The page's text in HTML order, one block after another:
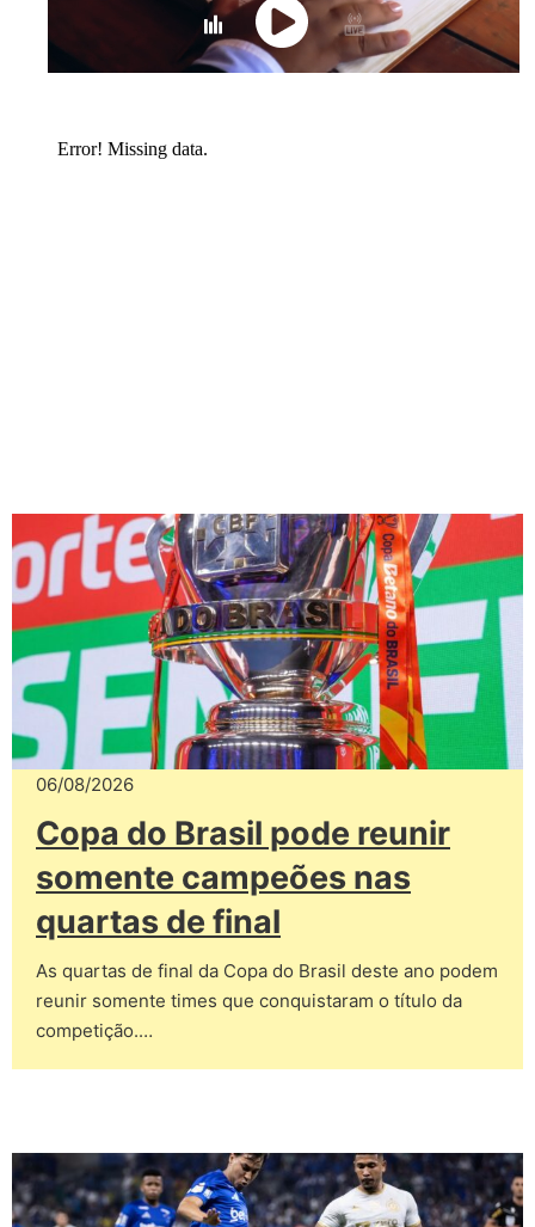
06/08/2026
Copa do Brasil pode reunir
somente campeões nas
quartas de final
As quartas de final da Copa do Brasil deste ano podem
reunir somente times que conquistaram o título da
competição.…